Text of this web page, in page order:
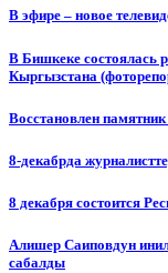
В эфире – новое
В Бишкеке состоялась
Кыргызстана
Восстановлен
8-декабрда
8 декабря состоится
Алишер Саиповдун
сабалды